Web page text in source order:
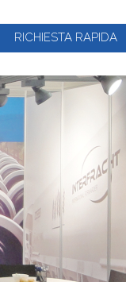
RICHIESTA RAPIDA